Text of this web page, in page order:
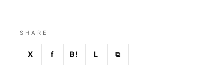
SHARE
X f B! L ⧉